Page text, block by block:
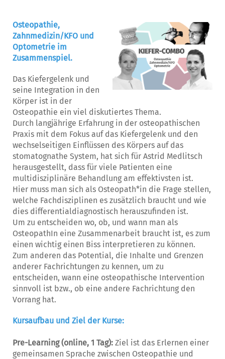
Osteopathie,
Zahnmedizin/KFO und
Optometrie im
Zusammenspiel.
Das Kiefergelenk und
seine Integration in den
Körper ist in der
Osteopathie ein viel diskutiertes Thema.
Durch langjährige Erfahrung in der osteopathischen
Praxis mit dem Fokus auf das Kiefergelenk und den
wechselseitigen Einflüssen des Körpers auf das
stomatognathe System, hat sich für Astrid Medlitsch
herausgestellt, dass für viele Patienten eine
multidisziplinäre Behandlung am effektivsten ist.
Hier muss man sich als Osteopath*in die Frage stellen,
welche Fachdisziplinen es zusätzlich braucht und wie
dies differentialdiagnostisch herauszufinden ist.
Um zu entscheiden wo, ob, und wann man als
OsteopathIn eine Zusammenarbeit braucht ist, es zum
einen wichtig einen Biss interpretieren zu können.
Zum anderen das Potential, die Inhalte und Grenzen
anderer Fachrichtungen zu kennen, um zu
entscheiden, wann eine osteopathische Intervention
sinnvoll ist bzw., ob eine andere Fachrichtung den
Vorrang hat.
Kursaufbau und Ziel der Kurse:
Pre-Learning (online, 1 Tag): Ziel ist das Erlernen einer
gemeinsamen Sprache zwischen Osteopathie und